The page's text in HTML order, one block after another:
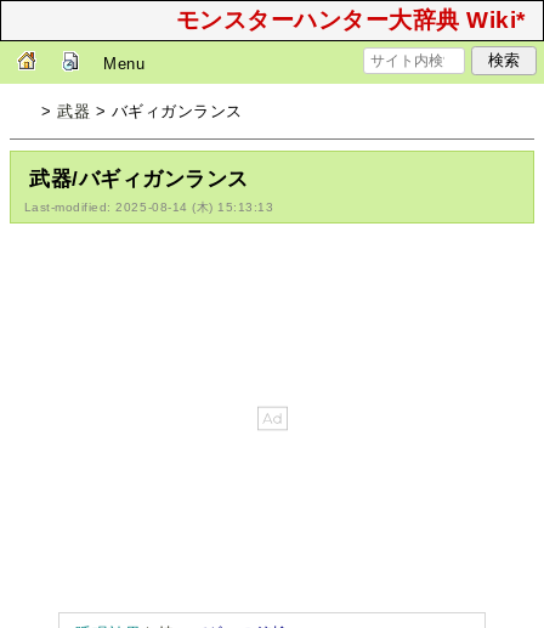
モンスターハンター大辞典 Wiki*
Menu
>武器 > バギィガンランス
武器/バギィガンランス
Last-modified: 2025-08-14 (木) 15:13:13